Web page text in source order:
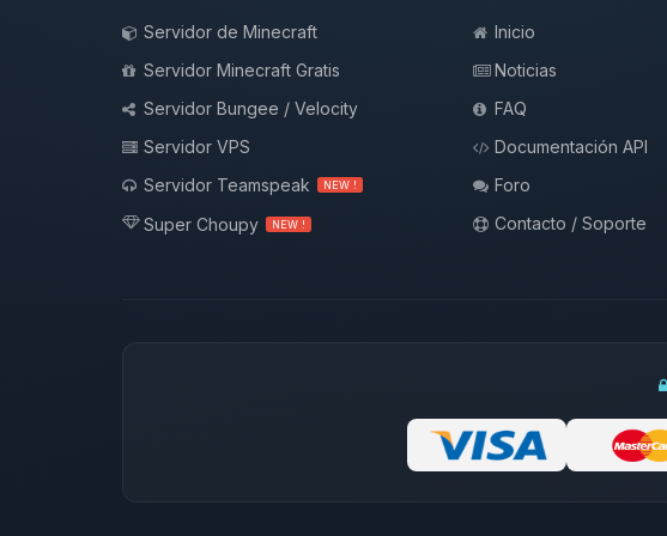
Servidor de Minecraft
Servidor Minecraft Gratis
Servidor Bungee / Velocity
Servidor VPS
Servidor Teamspeak
NEW !
Super Choupy NEW !
Inicio
Noticias
FAQ
Documentación API
Foro
Contacto / Soporte